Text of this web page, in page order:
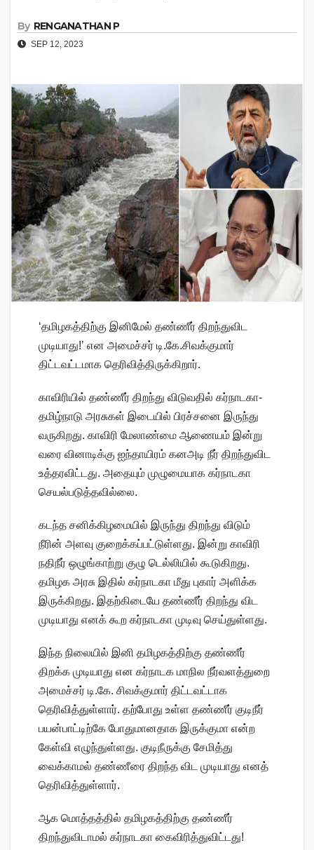
By RENGANATHAN P
SEP 12, 2023
‘தமிழகத்திற்கு இனிமேல் தண்ணீர் திறந்துவிட
முடியாது!’ என அமைச்சர் டி.கே.சிவக்குமார்
திட்டவட்டமாக தெரிவித்திருக்கிறார்.
காவிரியில் தண்ணீர் திறந்து விடுவதில் கர்நாடகா-
தமிழ்நாடு அரசுகள் இடையில் பிரச்சனை இருந்து
வருகிறது. காவிரி மேலாண்மை ஆணையம் இன்று
வரை வினாடிக்கு ஐந்தாயிரம் கனஅடி நீர் திறந்துவிட
உத்தரவிட்டது. அதையும் முழுமையாக கர்நாடகா
செயல்படுத்தவில்லை.
கடந்த சனிக்கிழமையில் இருந்து திறந்து விடும்
நீரின் அளவு குறைக்கப்பட்டுள்ளது. இன்று காவிரி
நதிநீர் ஒழுங்காற்று குழு டெல்லியில் கூடுகிறது.
தமிழக அரசு இதில் கர்நாடகா மீது புகார் அளிக்க
இருக்கிறது. இதற்கிடையே தண்ணீர் திறந்து விட
முடியாது எனக் கூற கர்நாடகா முடிவு செய்துள்ளது.
இந்த நிலையில் இனி தமிழகத்திற்கு தண்ணீர்
திறக்க முடியாது என கர்நாடக மாநில நீர்வளத்துறை
அமைச்சர் டி.கே. சிவக்குமார் திட்டவட்டாக
தெரிவித்துள்ளார். தற்போது உள்ள தண்ணீர் குடிநீர்
பயன்பாட்டிற்கே போதுமானதாக இருக்குமா என்ற
கேள்வி எழுந்துள்ளது. குடிநீருக்கு சேமித்து
வைக்காமல் தண்ணீரை திறந்த விட முடியாது எனத்
தெரிவித்துள்ளார்.
ஆக மொத்தத்தில் தமிழகத்திற்கு தண்ணீர்
திறந்துவிடாமல் கர்நாடகா கைவிரித்துவிட்டது!